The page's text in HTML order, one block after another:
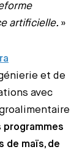
artificielle. »
et de
avec
programmes
de maïs, de